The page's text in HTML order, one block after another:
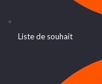
Liste de souhait